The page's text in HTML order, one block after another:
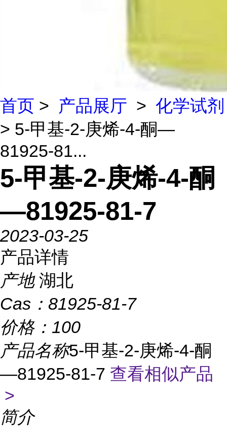
首页 > 产品展厅 > 化学试剂
> 5-甲基-2-庚烯-4-酮—
81925-81...
5-甲基-2-庚烯-4-酮
—81925-81-7
2023-03-25
产品详情
产地 湖北
Cas： 81925-81-7
价格： 100
产品名称5-甲基-2-庚烯-4-酮
—81925-81-7 查看相似产品
>
简介